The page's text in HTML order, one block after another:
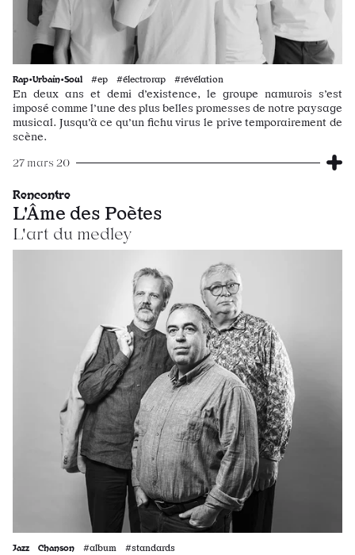
Rap•Urbain•Soul #ep #électrorap #révélation
En deux ans et demi d’existence, le groupe namurois s’est
imposé comme l’une des plus belles promesses de notre paysage
musical. Jusqu’à ce qu’un fichu virus le prive temporairement de
scène.
27 mars 20
Rencontre
L'Âme des Poètes
L'art du medley
Jazz Chanson #album #standards